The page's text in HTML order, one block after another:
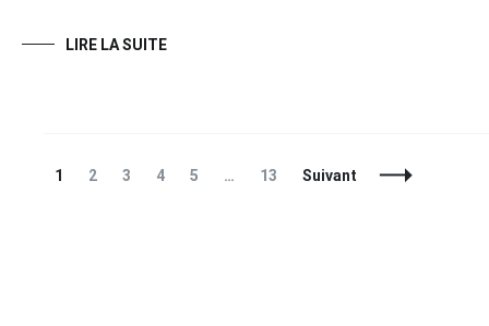
LIRE LA SUITE
Navigation
Page
1 Page
2 Page
3 Page
4 Page
5 … Page
13 Suivant